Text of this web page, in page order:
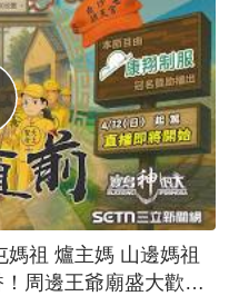
祖 爐主媽 山邊媽祖
周邊王爺廟盛大歡